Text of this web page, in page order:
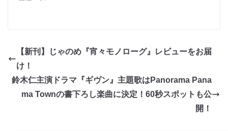
【新刊】じゃのめ『宵々モノローグ』レビューをお届
け！
鈴木仁主演ドラマ『ギヴン』主題歌はPanorama Pana
ma Townの書下ろし楽曲に決定！60秒スポットも公
開！